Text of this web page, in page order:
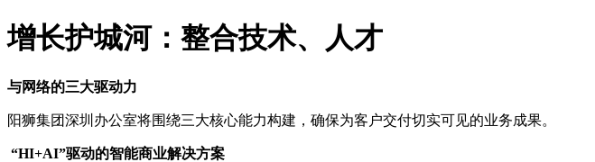
增长护城河：整合技术、人才
与网络的三大驱动力
阳狮集团深圳办公室将围绕三大核心能力构建，确保为客户交付切实可见的业务成果。
“HI+AI”驱动的智能商业解决方案